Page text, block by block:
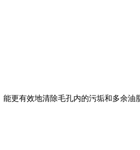
能更有效地清除毛孔内的污垢和多余油